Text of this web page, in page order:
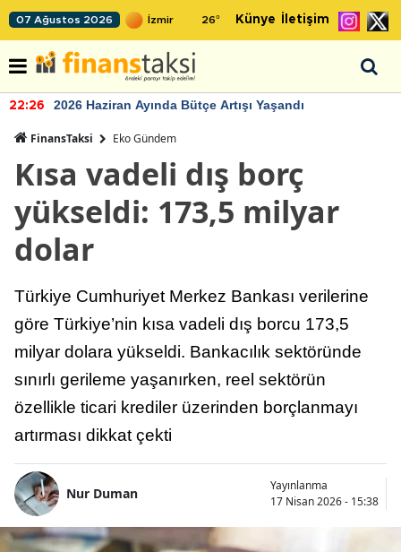
07 Ağustos 2026 26° Künye İletişim
22:26 2026 Haziran Ayında Bütçe Artışı Yaşandı
FinansTaksi Eko Gündem
Kısa vadeli dış borç
yükseldi: 173,5 milyar
dolar
Türkiye Cumhuriyet Merkez Bankası verilerine
göre Türkiye’nin kısa vadeli dış borcu 173,5
milyar dolara yükseldi. Bankacılık sektöründe
sınırlı gerileme yaşanırken, reel sektörün
özellikle ticari krediler üzerinden borçlanmayı
artırması dikkat çekti
Nur Duman
Yayınlanma
17 Nisan 2026 - 15:38